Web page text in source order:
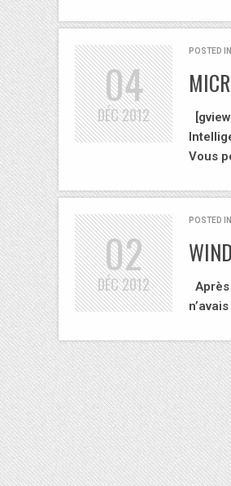
POSTED IN
Vous
04
DÉC2012
POSTED IN
02
DÉC2012